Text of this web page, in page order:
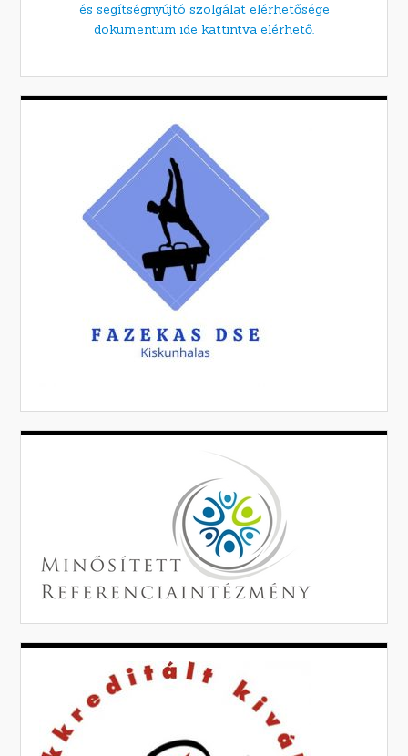
és segítségnyújtó szolgálat elérhetősége
dokumentum ide kattintva elérhető.